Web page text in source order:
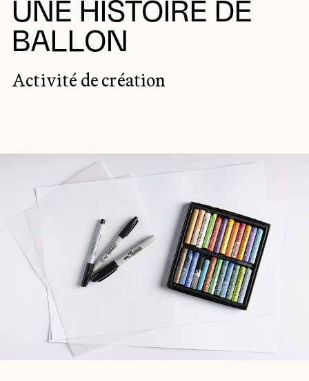
UNE HISTOIRE DE
BALLON
Activité de création